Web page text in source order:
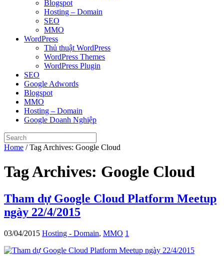
Blogspot
Hosting – Domain
SEO
MMO
WordPress
Thủ thuật WordPress
WordPress Themes
WordPress Plugin
SEO
Google Adwords
Blogspot
MMO
Hosting – Domain
Google Doanh Nghiệp
Home / Tag Archives: Google Cloud
Tag Archives: Google Cloud
Tham dự Google Cloud Platform Meetup
ngày 22/4/2015
03/04/2015 Hosting - Domain, MMO 1